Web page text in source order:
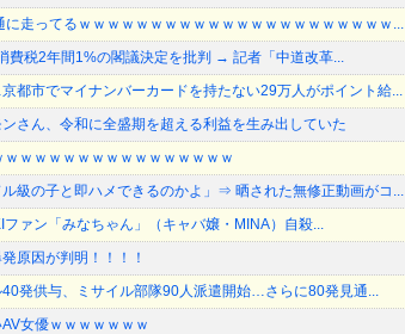
に走ってるｗｗｗｗｗｗｗｗｗｗｗｗｗｗｗｗｗｗｗｗｗｗ...
費税2年間1%の閣議決定を批判 → 記者「中道改革...
都市でマイナンバーカードを持たない29万人がポイント給...
さん、令和に全盛期を超える利益を生み出していた
ｗｗｗｗｗｗｗｗｗｗｗｗｗｗｗ
級の子と即ハメできるのかよ」⇒ 晒された無修正動画がコ...
ファン「みなちゃん」（キャバ嬢・MINA）自殺...
原因が判明！！！！
発供与、ミサイル部隊90人派遣開始…さらに80発見通...
女優ｗｗｗｗｗｗｗ